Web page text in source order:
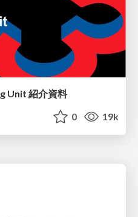
Unit 紹介資料
0 19k